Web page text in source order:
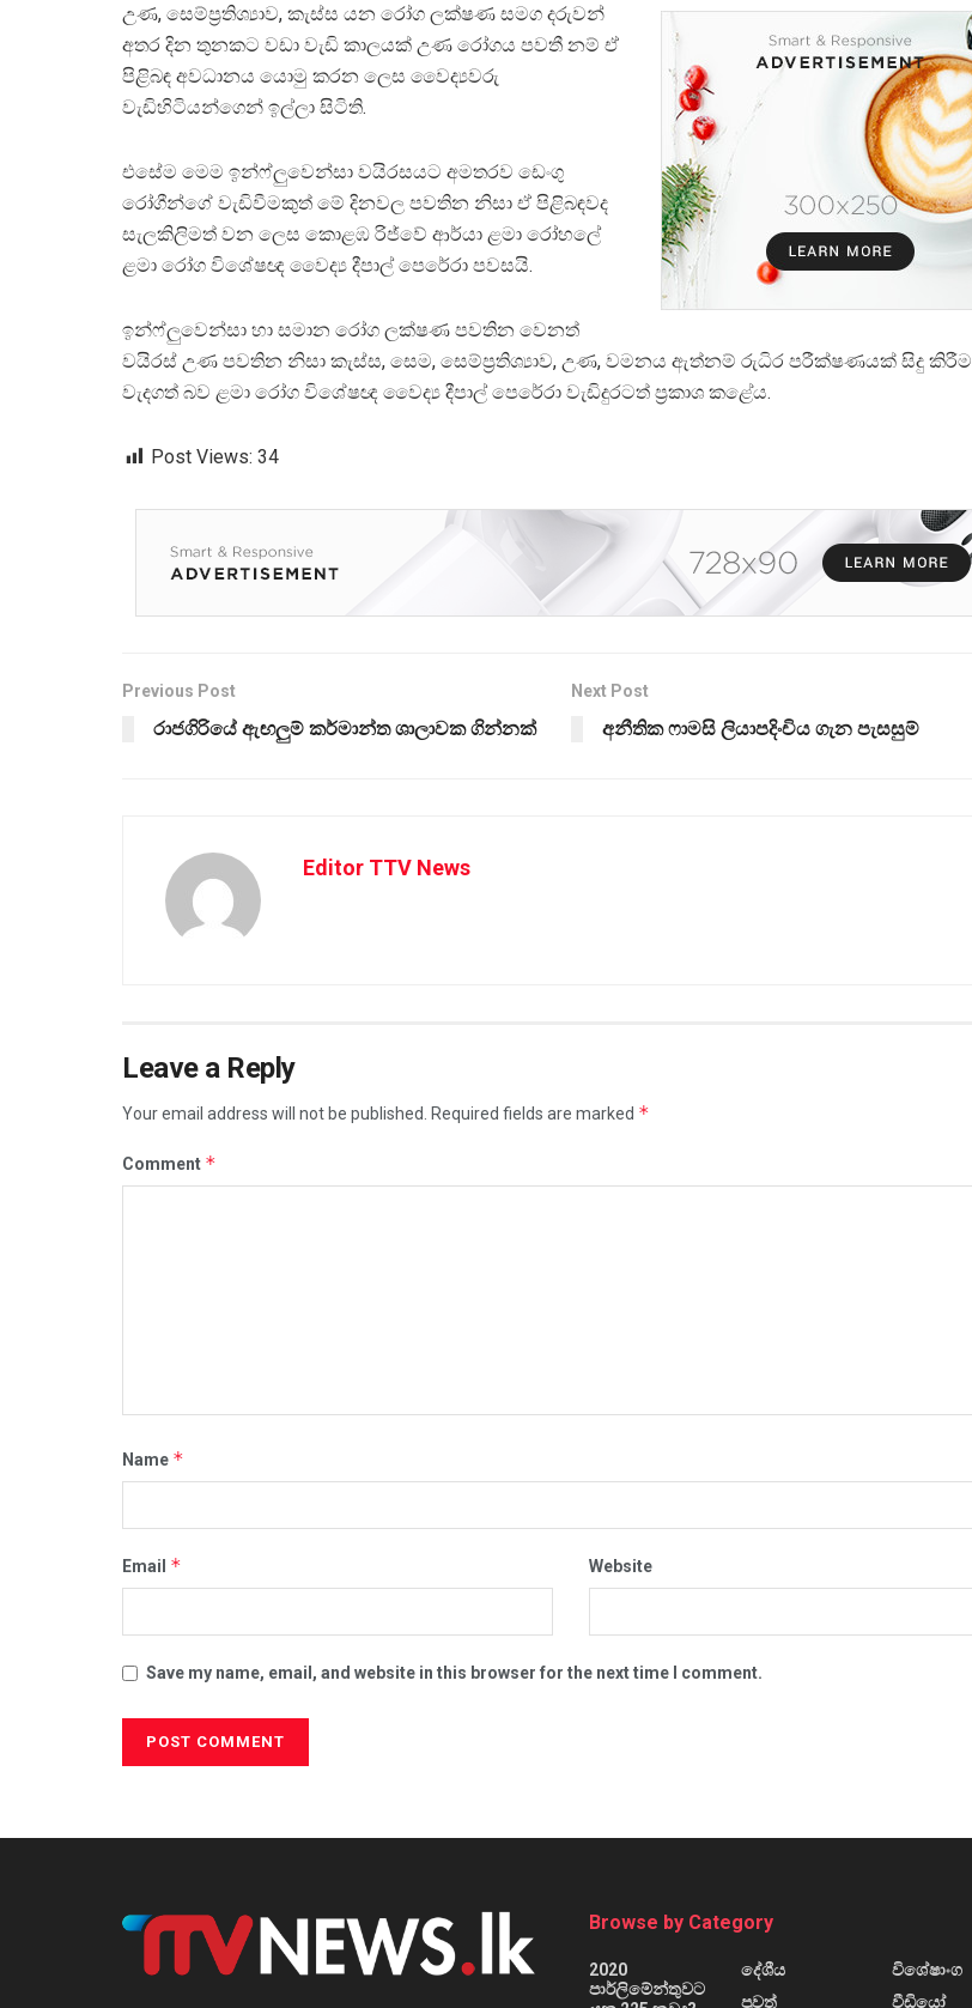
උණ, සෙම්ප්‍රතිශ්‍යාව, කැස්ස යන රෝග ලක්ෂණ සමග දරුවන්
අතර දින තුනකට වඩා වැඩි කාලයක් උණ රෝගය පවතී නම් ඒ
පිළිබඳ අවධානය යොමු කරන ලෙස වෛද්‍යවරු
වැඩිහිටියන්ගෙන් ඉල්ලා සිටිති.
එසේම මෙම ඉන්ෆ්ලුවෙන්සා වයිරසයට අමතරව ඩෙංගු
රෝගීන්ගේ වැඩිවීමකුත් මේ දිනවල පවතින නිසා ඒ පිළිබඳවද
සැලකිලිමත් වන ලෙස කොළඹ රිජ්වේ ආර්යා ළමා රෝහලේ
ළමා රෝග විශේෂඥ වෛද්‍ය දීපාල් පෙරේරා පවසයි.
ඉන්ෆ්ලුවෙන්සා හා සමාන රෝග ලක්ෂණ පවතින වෙනත්
වයිරස් උණ පවතින නිසා කැස්ස, සෙම, සෙම්ප්‍රතිශ්‍යාව, උණ, වමනය ඇත්නම් රුධිර පරීක්ෂණයක් සිදු කිරීම
වැදගත් බව ළමා රෝග විශේෂඥ වෛද්‍ය දීපාල් පෙරේරා වැඩිදුරටත් ප්‍රකාශ කළේය.
Post Views: 34
Previous Post
රාජගිරියේ ඇඟලුම් කර්මාන්ත ශාලාවක ගින්නක්
Next Post
අනීතික ෆාමසි ලියාපදිංචිය ගැන පැසසුම්
Editor TTV News
Leave a Reply
Your email address will not be published. Required fields are marked *
Comment *
Name *
Email * Website
Save my name, email, and website in this browser for the next time I comment.
Browse by Category
2020
පාර්ලිමේන්තුවට
දේශීය
පුවත්
විශේෂාංග
වීඩියෝ